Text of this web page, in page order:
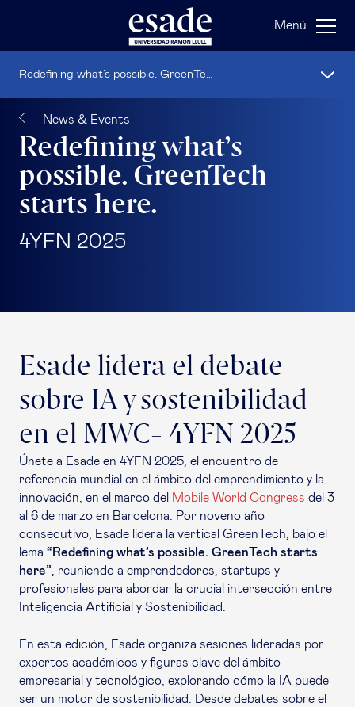
Menú
News & Events
Redefining what’s
possible. GreenTech
starts here.
4YFN 2025
Redefining what’s possible. GreenTech starts here.
Esade lidera el debate
sobre IA y sostenibilidad
en el MWC- 4YFN 2025
Únete a Esade en 4YFN 2025, el encuentro de
referencia mundial en el ámbito del emprendimiento y la
innovación, en el marco del Mobile World Congress del 3
al 6 de marzo en Barcelona. Por noveno año
consecutivo, Esade lidera la vertical GreenTech, bajo el
lema “Redefining what’s possible. GreenTech starts
here” , reuniendo a emprendedores, startups y
profesionales para abordar la crucial intersección entre
Inteligencia Artificial y Sostenibilidad.
En esta edición, Esade organiza sesiones lideradas por
expertos académicos y figuras clave del ámbito
empresarial y tecnológico, explorando cómo la IA puede
ser un motor de sostenibilidad. Desde debates sobre el